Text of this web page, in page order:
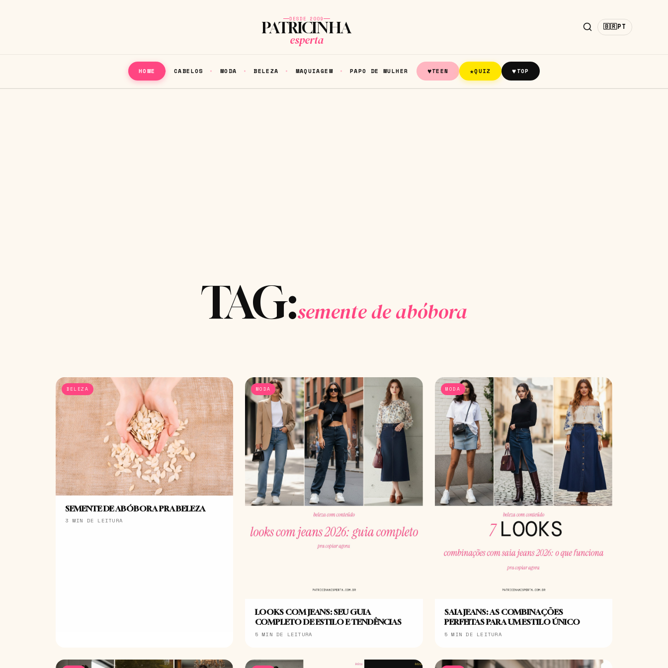
DESDE 2009
PATRICINHA
esperta
🇧🇷PT
HOME CABELOS MODA BELEZA MAQUIAGEM PAPO DE MULHER ♥TEEN ★QUIZ ♥TOP
TAG:semente de abóbora
BELEZA
SEMENTE DE ABÓBORA PRA BELEZA
3 MIN DE LEITURA
MODA
LOOKS COM JEANS: SEU GUIA
COMPLETO DE ESTILO E TENDÊNCIAS
5 MIN DE LEITURA
MODA
SAIA JEANS: AS COMBINAÇÕES
PERFEITAS PARA UM ESTILO ÚNICO
5 MIN DE LEITURA